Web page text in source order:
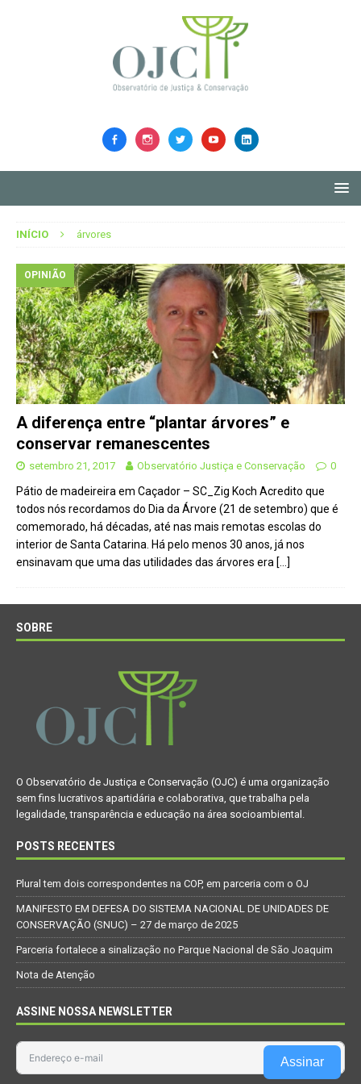
INÍCIO árvores
OPINIÃO
A diferença entre “plantar árvores” e
conservar remanescentes
setembro 21, 2017 Observatório Justiça e Conservação 0
Pátio de madeireira em Caçador – SC_Zig Koch Acredito que
todos nós recordamos do Dia da Árvore (21 de setembro) que é
comemorado, há décadas, até nas mais remotas escolas do
interior de Santa Catarina. Há pelo menos 30 anos, já nos
ensinavam que uma das utilidades das árvores era […]
SOBRE
O Observatório de Justiça e Conservação (OJC) é uma organização
sem fins lucrativos apartidária e colaborativa, que trabalha pela
legalidade, transparência e educação na área socioambiental.
POSTS RECENTES
Plural tem dois correspondentes na COP, em parceria com o OJ
MANIFESTO EM DEFESA DO SISTEMA NACIONAL DE UNIDADES DE
CONSERVAÇÃO (SNUC) – 27 de março de 2025
Parceria fortalece a sinalização no Parque Nacional de São Joaquim
Nota de Atenção
ASSINE NOSSA NEWSLETTER
Assinar